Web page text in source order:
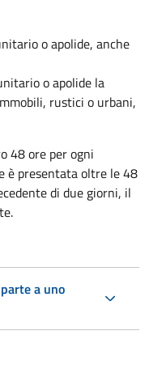
o apolide, anche
o apolide la
rustici o urbani,
48 ore per ogni
è presentata oltre le 48
di due giorni, il
a uno